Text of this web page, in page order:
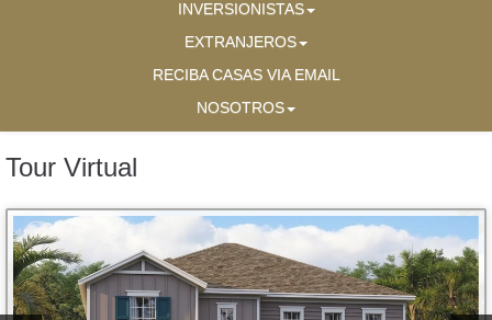
INVERSIONISTAS
EXTRANJEROS
RECIBA CASAS VIA EMAIL
NOSOTROS
Tour Virtual